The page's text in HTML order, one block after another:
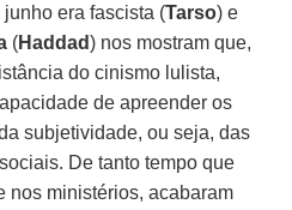
era fascista (Tarso) e
(Haddad) nos mostram que,
do cinismo lulista,
de apreender os
subjetividade, ou seja, das
De tanto tempo que
nos ministérios, acabaram